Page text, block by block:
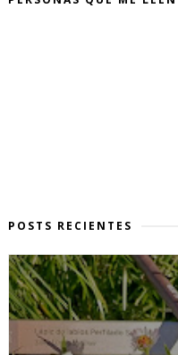
POSTS RECIENTES